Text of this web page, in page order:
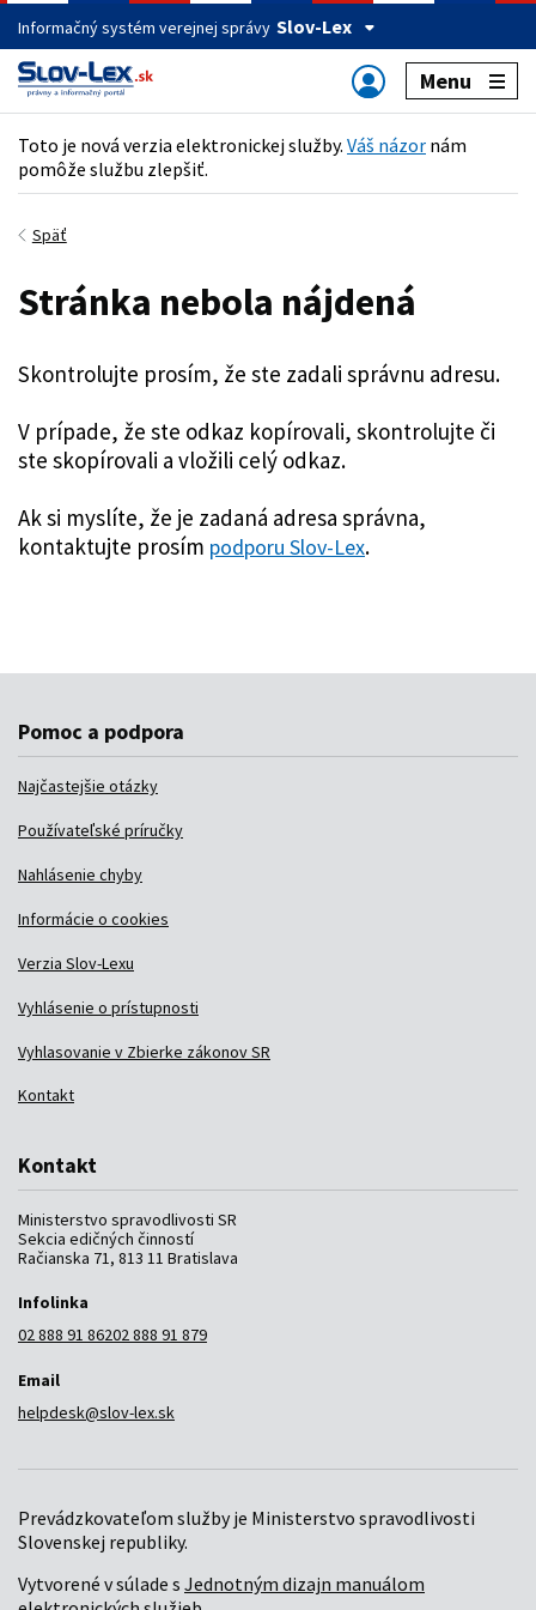
Informačný systém verejnej správy Slov-Lex
Menu
Toto je nová verzia elektronickej služby. Váš názor nám
pomôže službu zlepšiť.
Pomoc a podpora
Najčastejšie otázky
Používateľské príručky
Nahlásenie chyby
Informácie o cookies
Verzia Slov-Lexu
Vyhlásenie o prístupnosti
Vyhlasovanie v Zbierke zákonov SR
Kontakt
Kontakt
Ministerstvo spravodlivosti SR
Sekcia edičných činností
Račianska 71, 813 11 Bratislava
Infolinka
02 888 91 86202 888 91 879
Email
helpdesk@slov-lex.sk
Prevádzkovateľom služby je Ministerstvo spravodlivosti
Slovenskej republiky.
Vytvorené v súlade s Jednotným dizajn manuálom